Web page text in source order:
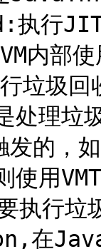
行JIT
内部使
垃圾回
处理垃
的，
使用
执行垃
在